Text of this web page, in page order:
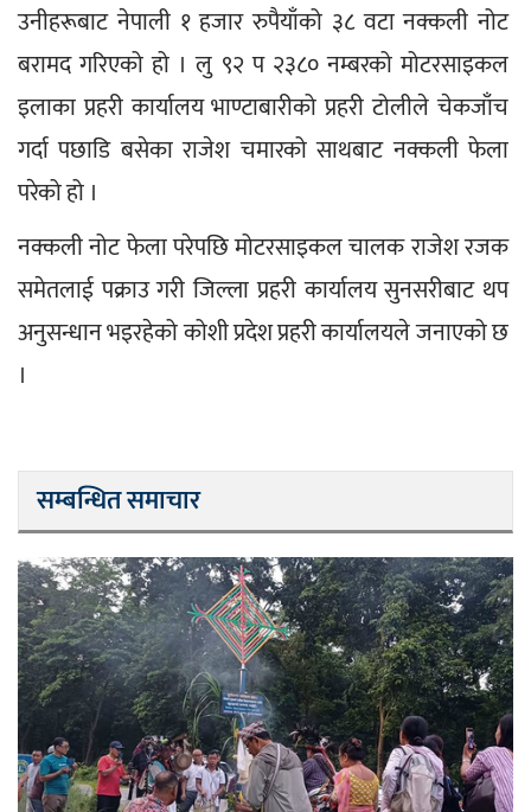
उनीहरूबाट नेपाली १ हजार रुपैयाँको ३८ वटा नक्कली नोट
बरामद गरिएको हो । लु ९२ प २३८० नम्बरको मोटरसाइकल
इलाका प्रहरी कार्यालय भाण्टाबारीको प्रहरी टोलीले चेकजाँच
गर्दा पछाडि बसेका राजेश चमारको साथबाट नक्कली फेला
परेको हो ।
नक्कली नोट फेला परेपछि मोटरसाइकल चालक राजेश रजक
समेतलाई पक्राउ गरी जिल्ला प्रहरी कार्यालय सुनसरीबाट थप
अनुसन्धान भइरहेको कोशी प्रदेश प्रहरी कार्यालयले जनाएको छ
।
सम्बन्धित समाचार